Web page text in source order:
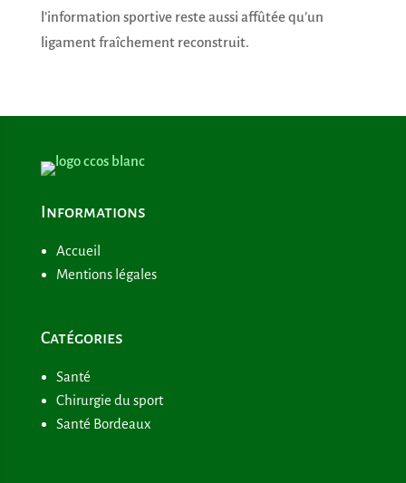
l’information sportive reste aussi affûtée qu’un
ligament fraîchement reconstruit.
Informations
Accueil
Mentions légales
Catégories
Santé
Chirurgie du sport
Santé Bordeaux